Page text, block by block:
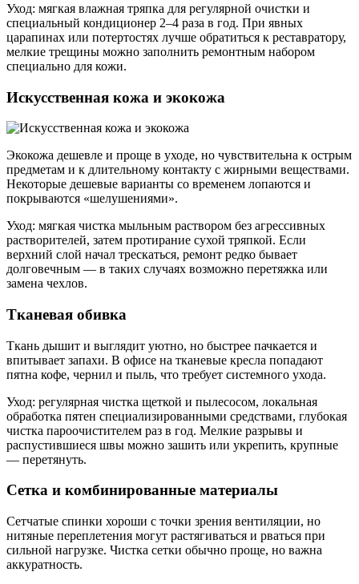
Уход: мягкая влажная тряпка для регулярной очистки и
специальный кондиционер 2–4 раза в год. При явных
царапинах или потертостях лучше обратиться к реставратору,
мелкие трещины можно заполнить ремонтным набором
специально для кожи.
Искусственная кожа и экокожа
Экокожа дешевле и проще в уходе, но чувствительна к острым
предметам и к длительному контакту с жирными веществами.
Некоторые дешевые варианты со временем лопаются и
покрываются «шелушениями».
Уход: мягкая чистка мыльным раствором без агрессивных
растворителей, затем протирание сухой тряпкой. Если
верхний слой начал трескаться, ремонт редко бывает
долговечным — в таких случаях возможно перетяжка или
замена чехлов.
Тканевая обивка
Ткань дышит и выглядит уютно, но быстрее пачкается и
впитывает запахи. В офисе на тканевые кресла попадают
пятна кофе, чернил и пыль, что требует системного ухода.
Уход: регулярная чистка щеткой и пылесосом, локальная
обработка пятен специализированными средствами, глубокая
чистка пароочистителем раз в год. Мелкие разрывы и
распустившиеся швы можно зашить или укрепить, крупные
— перетянуть.
Сетка и комбинированные материалы
Сетчатые спинки хороши с точки зрения вентиляции, но
нитяные переплетения могут растягиваться и рваться при
сильной нагрузке. Чистка сетки обычно проще, но важна
аккуратность.